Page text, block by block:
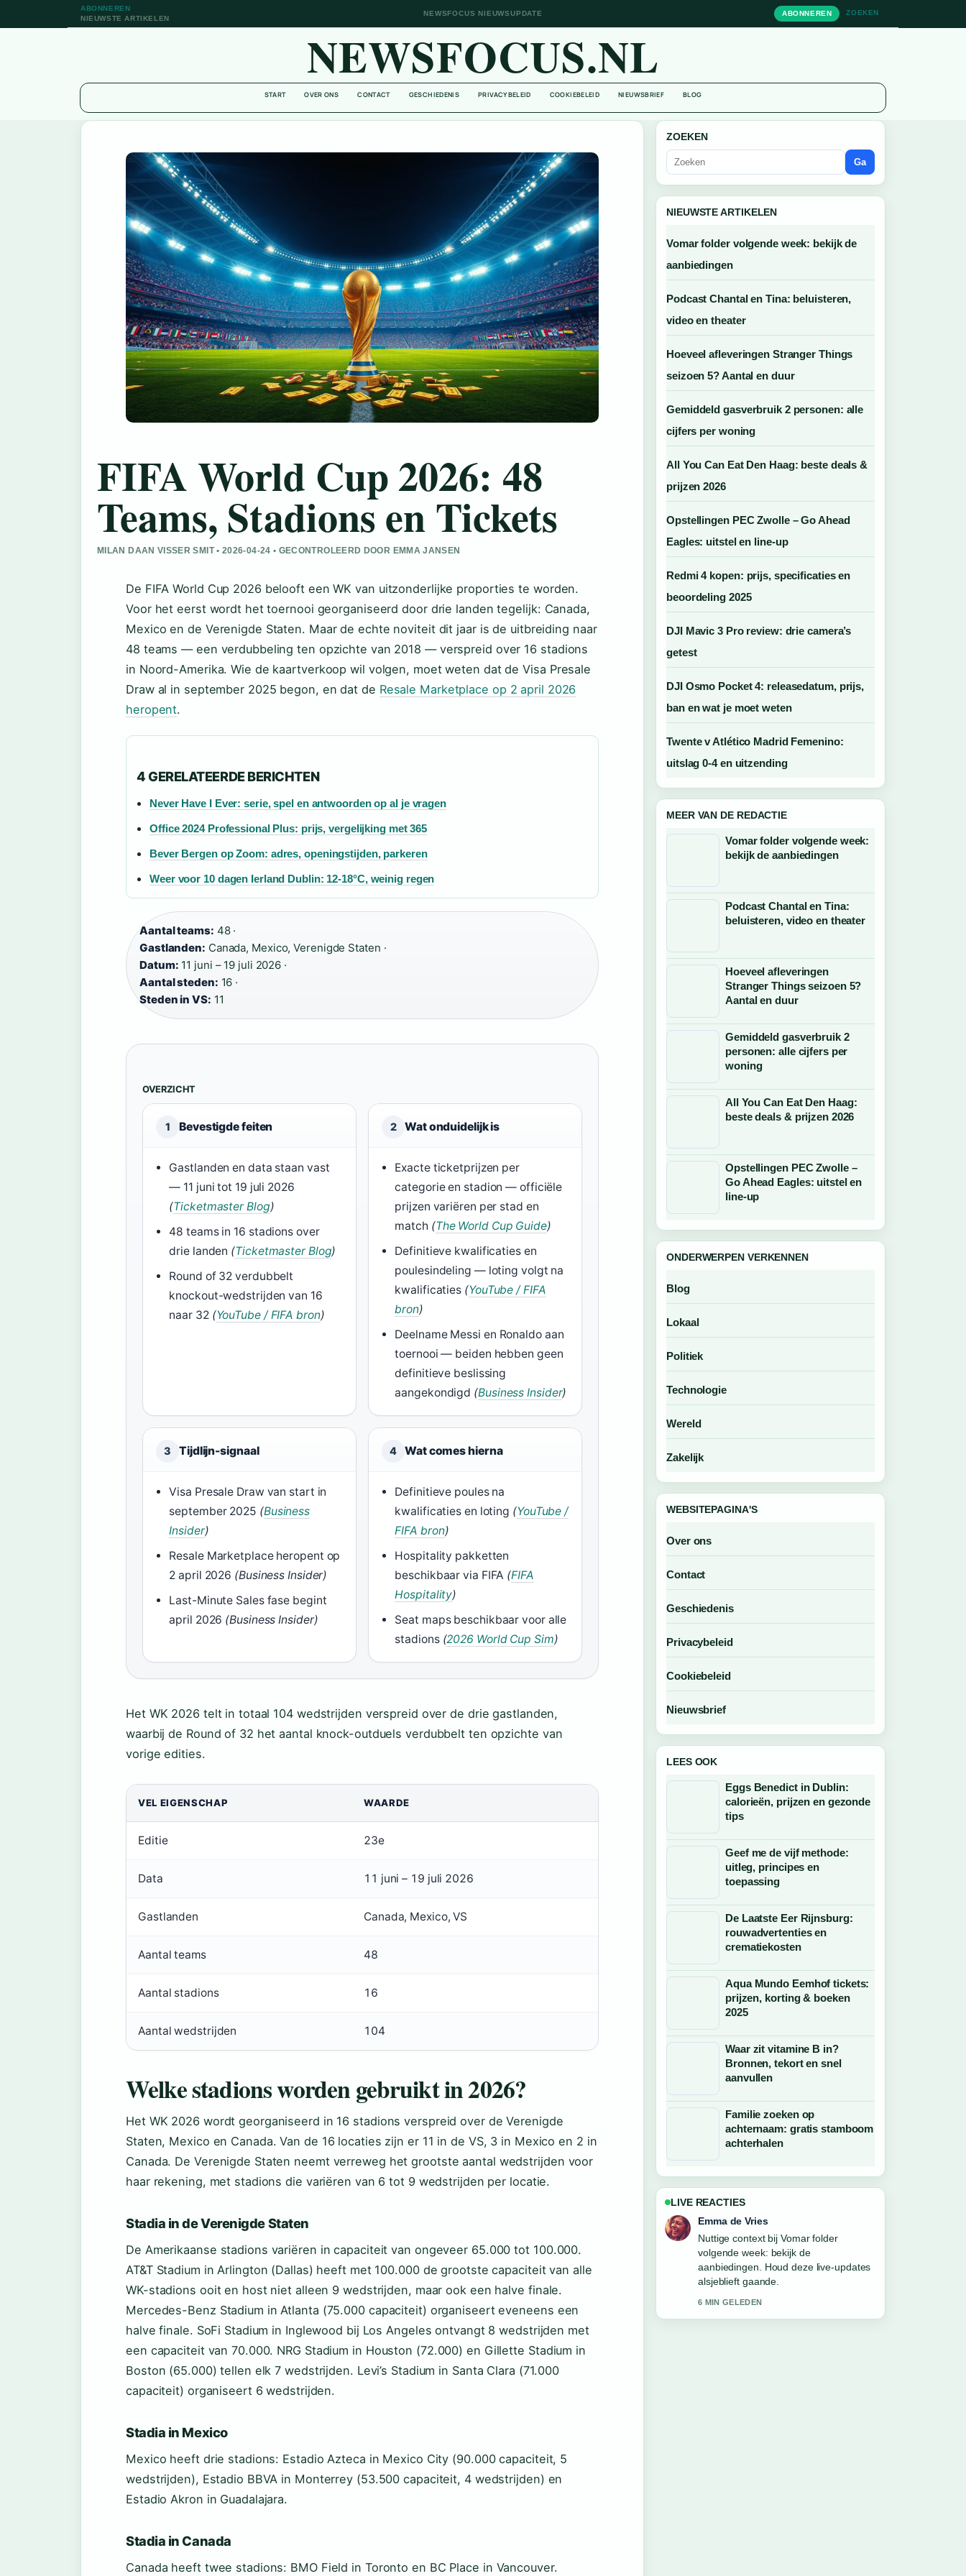
ABONNEREN
NIEUWSTE ARTIKELEN
NEWSFOCUS NIEUWSUPDATE ABONNEREN ZOEKEN
NEWSFOCUS.NL
START OVER ONS CONTACT GESCHIEDENIS PRIVACYBELEID COOKIEBELEID NIEUWSBRIEF BLOG
FIFA World Cup 2026: 48
Teams, Stadions en Tickets
MILAN DAAN VISSER SMIT • 2026-04-24 • GECONTROLEERD DOOR EMMA JANSEN
De FIFA World Cup 2026 belooft een WK van uitzonderlijke proporties te worden.
Voor het eerst wordt het toernooi georganiseerd door drie landen tegelijk: Canada,
Mexico en de Verenigde Staten. Maar de echte noviteit dit jaar is de uitbreiding naar
48 teams — een verdubbeling ten opzichte van 2018 — verspreid over 16 stadions
in Noord-Amerika. Wie de kaartverkoop wil volgen, moet weten dat de Visa Presale
Draw al in september 2025 begon, en dat de Resale Marketplace op 2 april 2026
heropent.
4 GERELATEERDE BERICHTEN
Never Have I Ever: serie, spel en antwoorden op al je vragen
Office 2024 Professional Plus: prijs, vergelijking met 365
Bever Bergen op Zoom: adres, openingstijden, parkeren
Weer voor 10 dagen Ierland Dublin: 12-18°C, weinig regen
Aantal teams: 48 ·
Gastlanden: Canada, Mexico, Verenigde Staten ·
Datum: 11 juni – 19 juli 2026 ·
Aantal steden: 16 ·
Steden in VS: 11
OVERZICHT
1 Bevestigde feiten
Gastlanden en data staan vast
— 11 juni tot 19 juli 2026
(Ticketmaster Blog)
48 teams in 16 stadions over
drie landen (Ticketmaster Blog)
Round of 32 verdubbelt
knockout-wedstrijden van 16
naar 32 (YouTube / FIFA bron)
2 Wat onduidelijk is
Exacte ticketprijzen per
categorie en stadion — officiële
prijzen variëren per stad en
match (The World Cup Guide)
Definitieve kwalificaties en
poulesindeling — loting volgt na
kwalificaties (YouTube / FIFA
bron)
Deelname Messi en Ronaldo aan
toernooi — beiden hebben geen
definitieve beslissing
aangekondigd (Business Insider)
3 Tijdlijn-signaal
Visa Presale Draw van start in
september 2025 (Business
Insider)
Resale Marketplace heropent op
2 april 2026 (Business Insider)
Last-Minute Sales fase begint
april 2026 (Business Insider)
4 Wat comes hierna
Definitieve poules na
kwalificaties en loting (YouTube /
FIFA bron)
Hospitality pakketten
beschikbaar via FIFA (FIFA
Hospitality)
Seat maps beschikbaar voor alle
stadions (2026 World Cup Sim)
Het WK 2026 telt in totaal 104 wedstrijden verspreid over de drie gastlanden,
waarbij de Round of 32 het aantal knock-outduels verdubbelt ten opzichte van
vorige edities.
VEL EIGENSCHAP WAARDE
Editie 23e
Data 11 juni – 19 juli 2026
Gastlanden Canada, Mexico, VS
Aantal teams 48
Aantal stadions 16
Aantal wedstrijden 104
Welke stadions worden gebruikt in 2026?
Het WK 2026 wordt georganiseerd in 16 stadions verspreid over de Verenigde
Staten, Mexico en Canada. Van de 16 locaties zijn er 11 in de VS, 3 in Mexico en 2 in
Canada. De Verenigde Staten neemt verreweg het grootste aantal wedstrijden voor
haar rekening, met stadions die variëren van 6 tot 9 wedstrijden per locatie.
Stadia in de Verenigde Staten
De Amerikaanse stadions variëren in capaciteit van ongeveer 65.000 tot 100.000.
AT&T Stadium in Arlington (Dallas) heeft met 100.000 de grootste capaciteit van alle
WK-stadions ooit en host niet alleen 9 wedstrijden, maar ook een halve finale.
Mercedes-Benz Stadium in Atlanta (75.000 capaciteit) organiseert eveneens een
halve finale. SoFi Stadium in Inglewood bij Los Angeles ontvangt 8 wedstrijden met
een capaciteit van 70.000. NRG Stadium in Houston (72.000) en Gillette Stadium in
Boston (65.000) tellen elk 7 wedstrijden. Levi’s Stadium in Santa Clara (71.000
capaciteit) organiseert 6 wedstrijden.
Stadia in Mexico
Mexico heeft drie stadions: Estadio Azteca in Mexico City (90.000 capaciteit, 5
wedstrijden), Estadio BBVA in Monterrey (53.500 capaciteit, 4 wedstrijden) en
Estadio Akron in Guadalajara.
Stadia in Canada
Canada heeft twee stadions: BMO Field in Toronto en BC Place in Vancouver.
ZOEKEN
Ga
NIEUWSTE ARTIKELEN
Vomar folder volgende week: bekijk de
aanbiedingen
Podcast Chantal en Tina: beluisteren,
video en theater
Hoeveel afleveringen Stranger Things
seizoen 5? Aantal en duur
Gemiddeld gasverbruik 2 personen: alle
cijfers per woning
All You Can Eat Den Haag: beste deals &
prijzen 2026
Opstellingen PEC Zwolle – Go Ahead
Eagles: uitstel en line-up
Redmi 4 kopen: prijs, specificaties en
beoordeling 2025
DJI Mavic 3 Pro review: drie camera’s
getest
DJI Osmo Pocket 4: releasedatum, prijs,
ban en wat je moet weten
Twente v Atlético Madrid Femenino:
uitslag 0-4 en uitzending
MEER VAN DE REDACTIE
Vomar folder volgende week:
bekijk de aanbiedingen
Podcast Chantal en Tina:
beluisteren, video en theater
Hoeveel afleveringen
Stranger Things seizoen 5?
Aantal en duur
Gemiddeld gasverbruik 2
personen: alle cijfers per
woning
All You Can Eat Den Haag:
beste deals & prijzen 2026
Opstellingen PEC Zwolle –
Go Ahead Eagles: uitstel en
line-up
ONDERWERPEN VERKENNEN
Blog
Lokaal
Politiek
Technologie
Wereld
Zakelijk
WEBSITEPAGINA'S
Over ons
Contact
Geschiedenis
Privacybeleid
Cookiebeleid
Nieuwsbrief
LEES OOK
Eggs Benedict in Dublin:
calorieën, prijzen en gezonde
tips
Geef me de vijf methode:
uitleg, principes en
toepassing
De Laatste Eer Rijnsburg:
rouwadvertenties en
crematiekosten
Aqua Mundo Eemhof tickets:
prijzen, korting & boeken
2025
Waar zit vitamine B in?
Bronnen, tekort en snel
aanvullen
Familie zoeken op
achternaam: gratis stamboom
achterhalen
LIVE REACTIES
Noah Jansen
De berichtgeving over Podcast Chantal
en Tina: beluisteren, video en... voelt
solide en goed te volgen.
8 MIN GELEDEN